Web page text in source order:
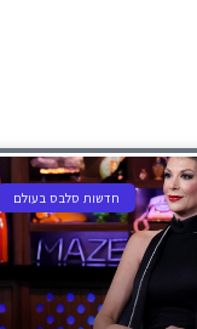
חדשות סלבס בעולם